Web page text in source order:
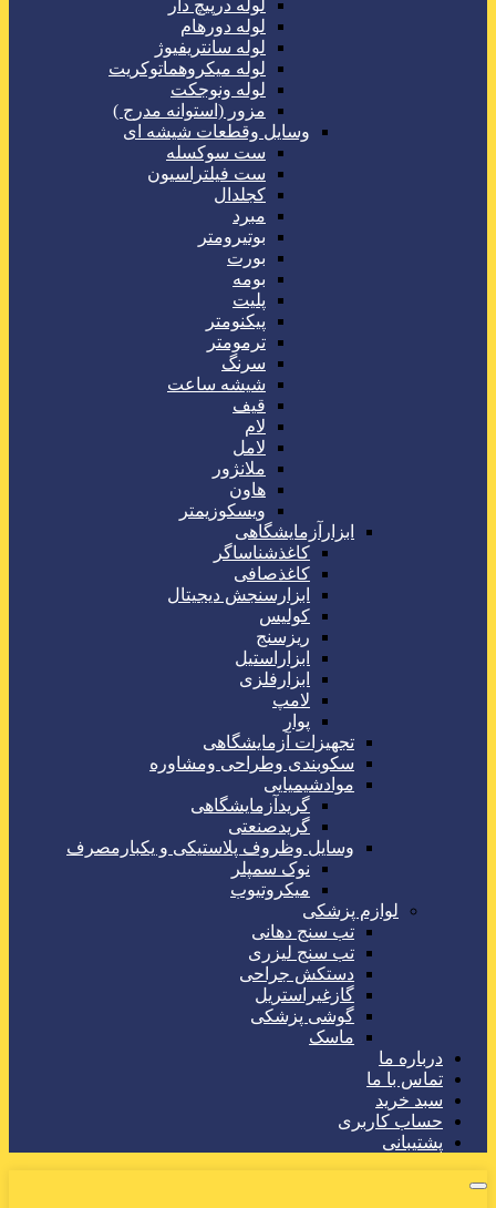
لوله درپیچ دار
لوله دورهام
لوله سانتریفیوژ
لوله میکروهماتوکریت
لوله ونوجکت
مزور (استوانه مدرج )
وسایل وقطعات شیشه ای
ست سوکسله
ست فیلتراسیون
کجلدال
مبرد
بوتیرومتر
بورت
بومه
پلیت
پیکنومتر
ترمومتر
سرنگ
شیشه ساعت
قیف
لام
لامل
ملانژور
هاون
ویسکوزیمتر
ابزارآزمایشگاهی
کاغذشناساگر
کاغذصافی
ابزارسنجش دیجیتال
کولیس
ریزسنج
ابزاراستیل
ابزارفلزی
لامپ
پوار
تجهیزات آزمایشگاهی
سکوبندی وطراحی ومشاوره
موادشیمیایی
گریدآزمایشگاهی
گریدصنعتی
وسایل وظروف پلاستیکی و یکبارمصرف
نوک سمپلر
میکروتیوب
لوازم پزشکی
تب سنج دهانی
تب سنج لیزری
دستکش جراحی
گازغیراستریل
گوشی پزشکی
ماسک
درباره ما
تماس با ما
سبد خرید
حساب کاربری
پشتیبانی